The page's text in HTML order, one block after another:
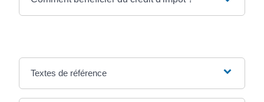
Textes de référence